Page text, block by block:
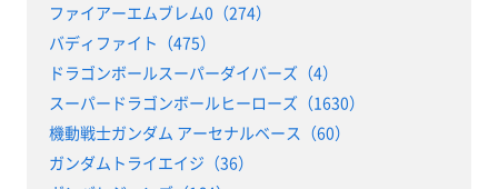
ファイアーエムブレム0（274）
バディファイト（475）
ドラゴンボールスーパーダイバーズ（4）
スーパードラゴンボールヒーローズ（1630）
機動戦士ガンダム アーセナルベース（60）
ガンダムトライエイジ（36）